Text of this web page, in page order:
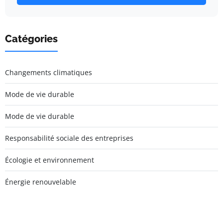
Catégories
Changements climatiques
Mode de vie durable
Mode de vie durable
Responsabilité sociale des entreprises
Écologie et environnement
Énergie renouvelable